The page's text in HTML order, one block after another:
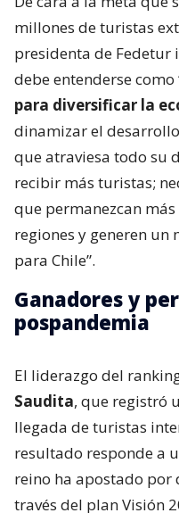
millones de turistas
presidenta de Fedetur
debe entenderse como
para diversificar la
dinamizar el
que atraviesa todo su
recibir más turistas;
que permanezcan
regiones y generen
para Chile”.
Ganadores y
pospandemia
El liderazgo del
Saudita, que registró
llegada de turistas
resultado responde a
reino ha apostado por
través del plan Visión